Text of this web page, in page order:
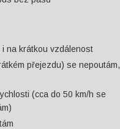
na krátkou vzdálenost
přejezdu) se nepoutám,
(cca do 50 km/h se